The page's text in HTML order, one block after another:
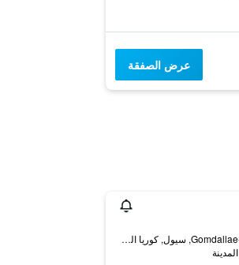
عرض الصفقة
247, Gomdallae-ro, Gangseo-gu, سيول, كوريا الجنوبية